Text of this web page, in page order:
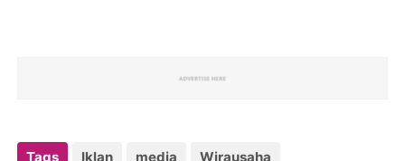
Tags Iklan media Wirausaha